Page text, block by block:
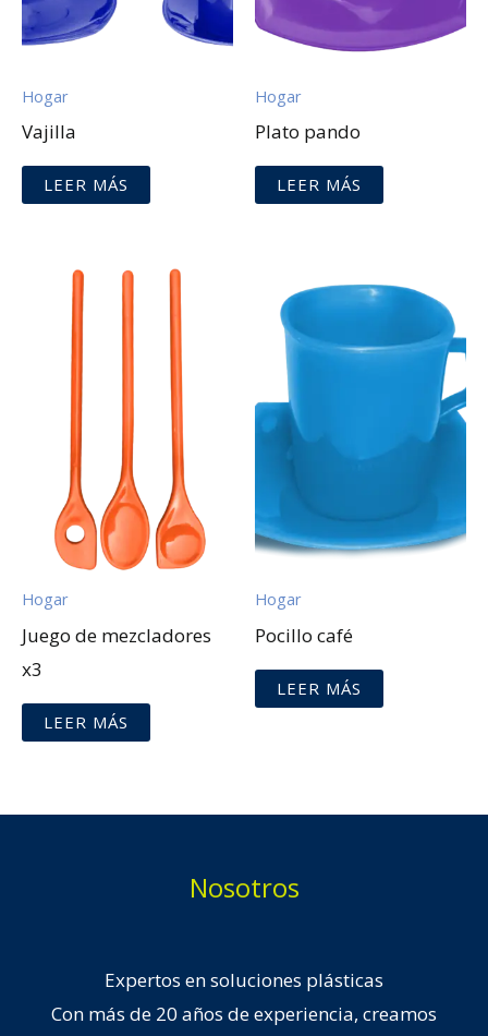
Hogar
Vajilla
LEER MÁS
Hogar
Plato pando
LEER MÁS
Hogar
Juego de mezcladores
x3
LEER MÁS
Hogar
Pocillo café
LEER MÁS
Nosotros
Expertos en soluciones plásticas
Con más de 20 años de experiencia, creamos